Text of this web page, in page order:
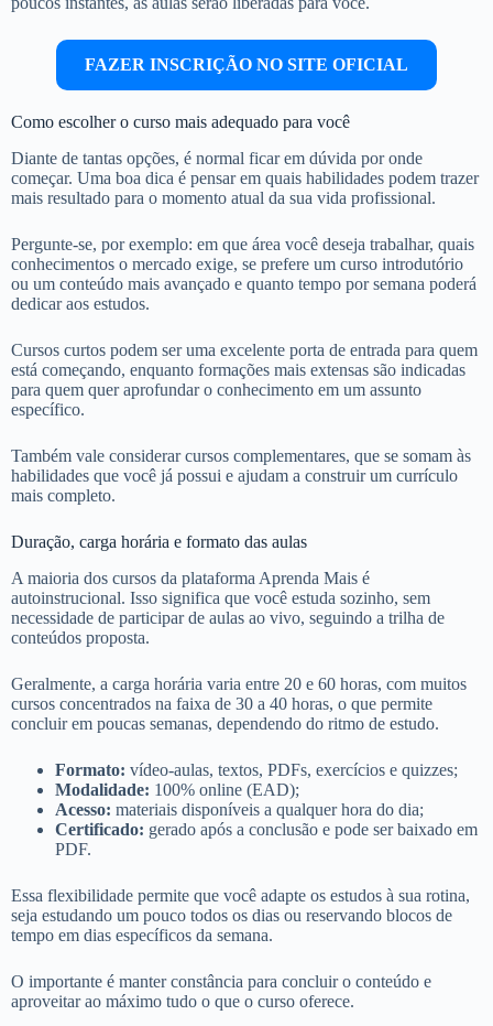
FAZER INSCRIÇÃO NO SITE OFICIAL
Como escolher o curso mais adequado para você
Diante de tantas opções, é normal ficar em dúvida por onde
começar. Uma boa dica é pensar em quais habilidades podem trazer
mais resultado para o momento atual da sua vida profissional.
Pergunte-se, por exemplo: em que área você deseja trabalhar, quais
conhecimentos o mercado exige, se prefere um curso introdutório
ou um conteúdo mais avançado e quanto tempo por semana poderá
dedicar aos estudos.
Cursos curtos podem ser uma excelente porta de entrada para quem
está começando, enquanto formações mais extensas são indicadas
para quem quer aprofundar o conhecimento em um assunto
específico.
Também vale considerar cursos complementares, que se somam às
habilidades que você já possui e ajudam a construir um currículo
mais completo.
Duração, carga horária e formato das aulas
A maioria dos cursos da plataforma Aprenda Mais é
autoinstrucional. Isso significa que você estuda sozinho, sem
necessidade de participar de aulas ao vivo, seguindo a trilha de
conteúdos proposta.
Geralmente, a carga horária varia entre 20 e 60 horas, com muitos
cursos concentrados na faixa de 30 a 40 horas, o que permite
concluir em poucas semanas, dependendo do ritmo de estudo.
Formato: vídeo-aulas, textos, PDFs, exercícios e quizzes;
Modalidade: 100% online (EAD);
Acesso: materiais disponíveis a qualquer hora do dia;
Certificado: gerado após a conclusão e pode ser baixado em
PDF.
Essa flexibilidade permite que você adapte os estudos à sua rotina,
seja estudando um pouco todos os dias ou reservando blocos de
tempo em dias específicos da semana.
O importante é manter constância para concluir o conteúdo e
aproveitar ao máximo tudo o que o curso oferece.